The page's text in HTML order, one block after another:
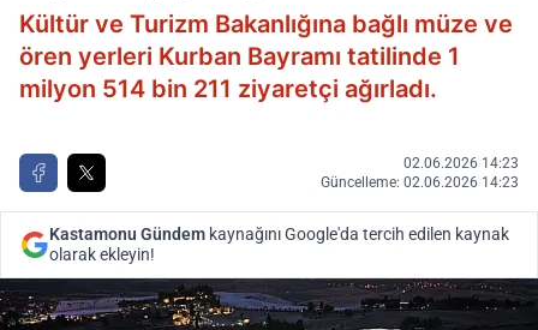
Kültür ve Turizm Bakanlığına bağlı müze ve
ören yerleri Kurban Bayramı tatilinde 1
milyon 514 bin 211 ziyaretçi ağırladı.
02.06.2026 14:23
Güncelleme: 02.06.2026 14:23
Kastamonu Gündem kaynağını Google'da tercih edilen kaynak
olarak ekleyin!